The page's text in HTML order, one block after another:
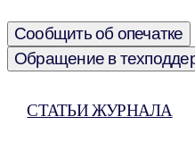
Сообщить об опечатке
Обращение в
СТАТЬИ ЖУРНАЛА